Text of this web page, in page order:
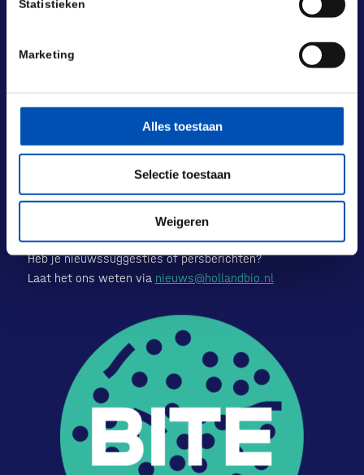
Statistieken
Marketing
Alles toestaan
Selectie toestaan
Weigeren
POSTADRES
info@hollandbio.nl
Hollandbio is het kloppend hart van de Nederlandse
we gezondheid, duurzaamheid en economie een boost.
Heb je nieuwssuggesties of persberichten?
Laat het ons weten via nieuws@hollandbio.nl